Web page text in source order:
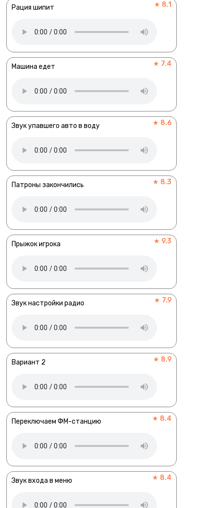
Рация шипит ★ 8.1
Машина едет ★ 7.4
Звук упавшего авто в воду ★ 8.6
Патроны закончились ★ 8.3
Прыжок игрока ★ 9.3
Звук настройки радио ★ 7.9
Вариант 2 ★ 8.9
Переключаем ФМ-станцию ★ 8.4
Звук входа в меню ★ 8.4